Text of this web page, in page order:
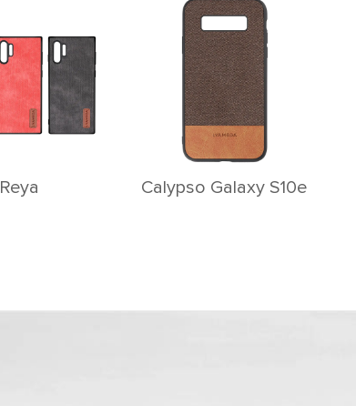
Reya Calypso Galaxy S10e